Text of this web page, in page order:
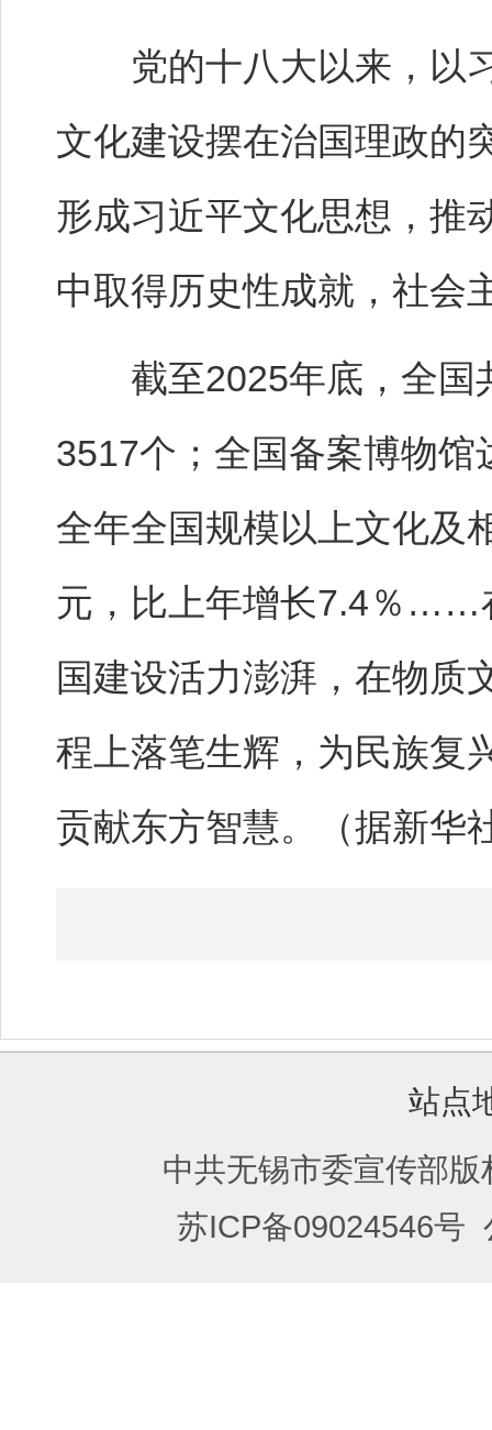
党的十八大以来，以习
文化建设摆在治国理政的
形成习近平文化思想，推
中取得历史性成就，社会
截至2025年底，全国
3517个；全国备案博物
全年全国规模以上文化及
元，比上年增长7.4％……
国建设活力澎湃，在物质
程上落笔生辉，为民族复
贡献东方智慧。（据新华
站点
中共无锡市委宣传部
苏ICP备09024546号